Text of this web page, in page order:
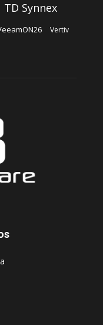
TD Synnex
Vertiv